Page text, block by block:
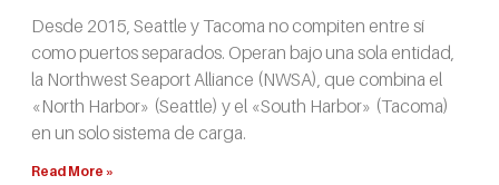
Desde 2015, Seattle y Tacoma no compiten entre sí
como puertos separados. Operan bajo una sola entidad,
la Northwest Seaport Alliance (NWSA), que combina el
«North Harbor» (Seattle) y el «South Harbor» (Tacoma)
en un solo sistema de carga.
Read More »